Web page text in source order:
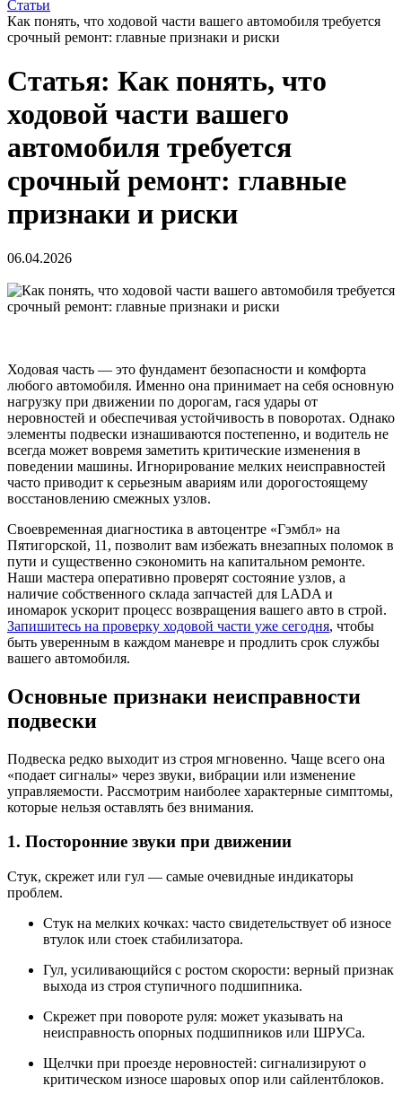
Статьи
Как понять, что ходовой части вашего автомобиля требуется
срочный ремонт: главные признаки и риски
Статья: Как понять, что
ходовой части вашего
автомобиля требуется
срочный ремонт: главные
признаки и риски
06.04.2026
Ходовая часть — это фундамент безопасности и комфорта
любого автомобиля. Именно она принимает на себя основную
нагрузку при движении по дорогам, гася удары от
неровностей и обеспечивая устойчивость в поворотах. Однако
элементы подвески изнашиваются постепенно, и водитель не
всегда может вовремя заметить критические изменения в
поведении машины. Игнорирование мелких неисправностей
часто приводит к серьезным авариям или дорогостоящему
восстановлению смежных узлов.
Своевременная диагностика в автоцентре «Гэмбл» на
Пятигорской, 11, позволит вам избежать внезапных поломок в
пути и существенно сэкономить на капитальном ремонте.
Наши мастера оперативно проверят состояние узлов, а
наличие собственного склада запчастей для LADA и
иномарок ускорит процесс возвращения вашего авто в строй.
Запишитесь на проверку ходовой части уже сегодня, чтобы
быть уверенным в каждом маневре и продлить срок службы
вашего автомобиля.
Основные признаки неисправности
подвески
Подвеска редко выходит из строя мгновенно. Чаще всего она
«подает сигналы» через звуки, вибрации или изменение
управляемости. Рассмотрим наиболее характерные симптомы,
которые нельзя оставлять без внимания.
1. Посторонние звуки при движении
Стук, скрежет или гул — самые очевидные индикаторы
проблем.
Стук на мелких кочках: часто свидетельствует об износе
втулок или стоек стабилизатора.
Гул, усиливающийся с ростом скорости: верный признак
выхода из строя ступичного подшипника.
Скрежет при повороте руля: может указывать на
неисправность опорных подшипников или ШРУСа.
Щелчки при проезде неровностей: сигнализируют о
критическом износе шаровых опор или сайлентблоков.